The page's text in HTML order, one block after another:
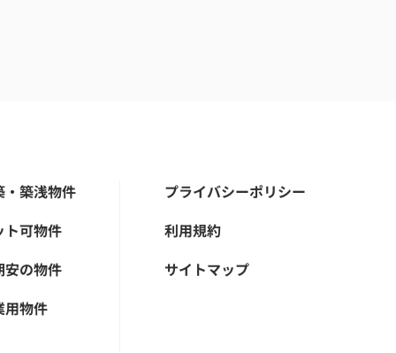
・築浅物件
ト可物件
安の物件
用物件
プライバシーポリシー
利用規約
サイトマップ